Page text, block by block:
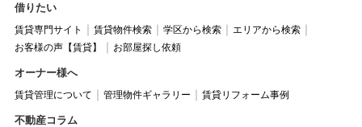
借りたい
賃貸専門サイト 賃貸物件検索 学区から検索
エリアから検索
お客様の声【賃貸】
お部屋探し依頼
オーナー様へ
賃貸管理について 管理物件ギャラリー 賃貸リフォーム事例
不動産コラム